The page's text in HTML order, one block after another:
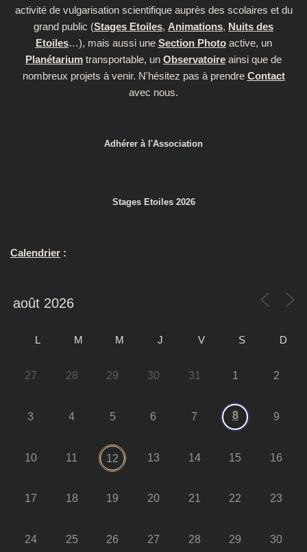
activité de vulgarisation scientifique auprès des scolaires et du
grand public (Stages Etoiles, Animations, Nuits des
Etoiles…), mais aussi une Section Photoactive, un
Planétarium transportable, un Observatoire ainsi que de
nombreux projets à venir. N'hésitez pas à prendre Contact
avec nous.
Adhérer à l'Association
Stages Etoiles 2026
Calendrier :
L M M J V S D
27 28 29 30 31 1 2
3 4 5 6 7 8 9
10 11 12 13 14 15 16
17 18 19 20 21 22 23
24 25 26 27 28 29 30